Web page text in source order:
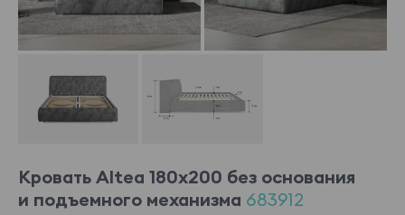
Кровать Altea 180x200 без основания
и подъемного механизма 683912